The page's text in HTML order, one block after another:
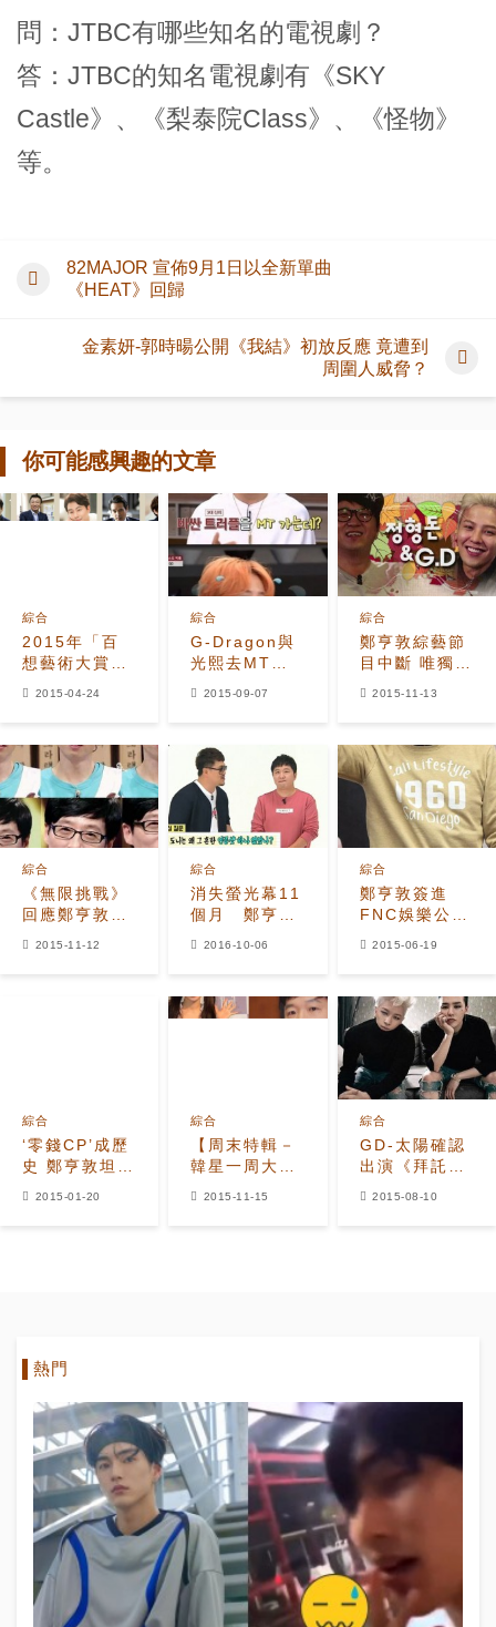
問：JTBC有哪些知名的電視劇？
答：JTBC的知名電視劇有《SKY
Castle》、《梨泰院Class》、《怪物》
等。
82MAJOR 宣佈9月1日以全新單曲
《HEAT》回歸
金素妍-郭時暘公開《我結》初放反應 竟遭到
周圍人威脅？
你可能感興趣的文章
2015年「百
想藝術大賞」
時完等均入圍
綜合
2015-04-24
G-Dragon與
光熙去MT時
綜合
2015-09-07
鄭亨敦綜藝節
目中斷 唯獨
綜合
2015-11-13
《無限挑戰》
回應鄭亨敦退
綜合
2015-11-12
消失螢光幕11
個月 鄭亨敦
綜合
2016-10-06
鄭亨敦簽進
FNC娛樂公
綜合
2015-06-19
‘零錢CP’成歷
史 鄭亨敦坦言
綜合
2015-01-20
【周末特輯－
韓星一周大事
綜合
2015-11-15
GD-太陽確認
出演《拜託了
綜合
2015-08-10
熱門